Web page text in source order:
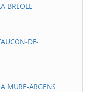
BREOLE
DE-
MURE-ARGENS